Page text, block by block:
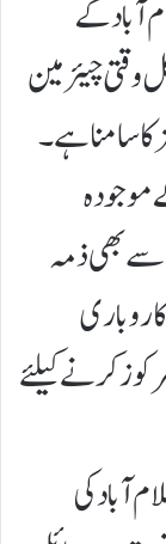
آباد کے
چیئرمین
سامنا ہے۔
سے بھی ذمہ
کرنے کیلئے
آباد کی